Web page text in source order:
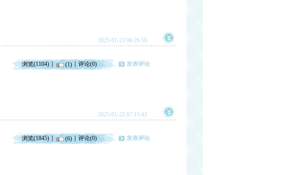
2025-01-23 06:26:59
浏览(1104) (1) 评论(0) 发表评论
2025-01-22 07:15:43
浏览(1845) (6) 评论(0) 发表评论